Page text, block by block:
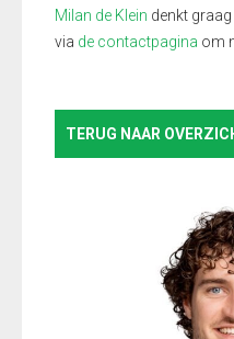
Milan de Klein denkt
via de contactpagina om
TERUG NAAR